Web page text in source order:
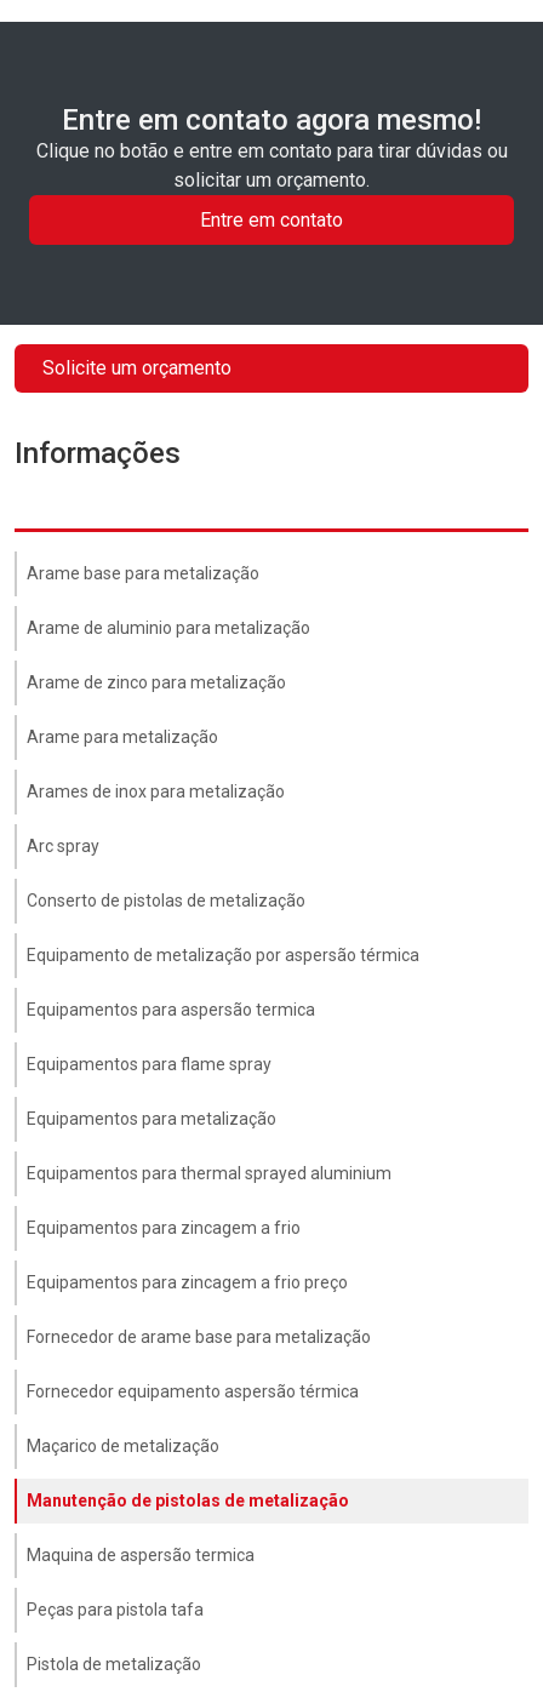
Entre em contato agora mesmo!
Clique no botão e entre em contato para tirar dúvidas ou
solicitar um orçamento.
Entre em contato
Solicite um orçamento
Informações
Arame base para metalização
Arame de aluminio para metalização
Arame de zinco para metalização
Arame para metalização
Arames de inox para metalização
Arc spray
Conserto de pistolas de metalização
Equipamento de metalização por aspersão térmica
Equipamentos para aspersão termica
Equipamentos para flame spray
Equipamentos para metalização
Equipamentos para thermal sprayed aluminium
Equipamentos para zincagem a frio
Equipamentos para zincagem a frio preço
Fornecedor de arame base para metalização
Fornecedor equipamento aspersão térmica
Maçarico de metalização
Manutenção de pistolas de metalização
Maquina de aspersão termica
Peças para pistola tafa
Pistola de metalização